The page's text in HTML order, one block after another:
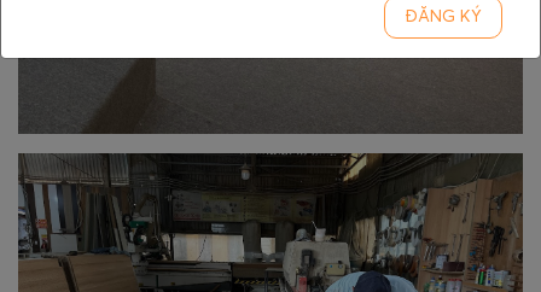
ĐĂNG KÝ